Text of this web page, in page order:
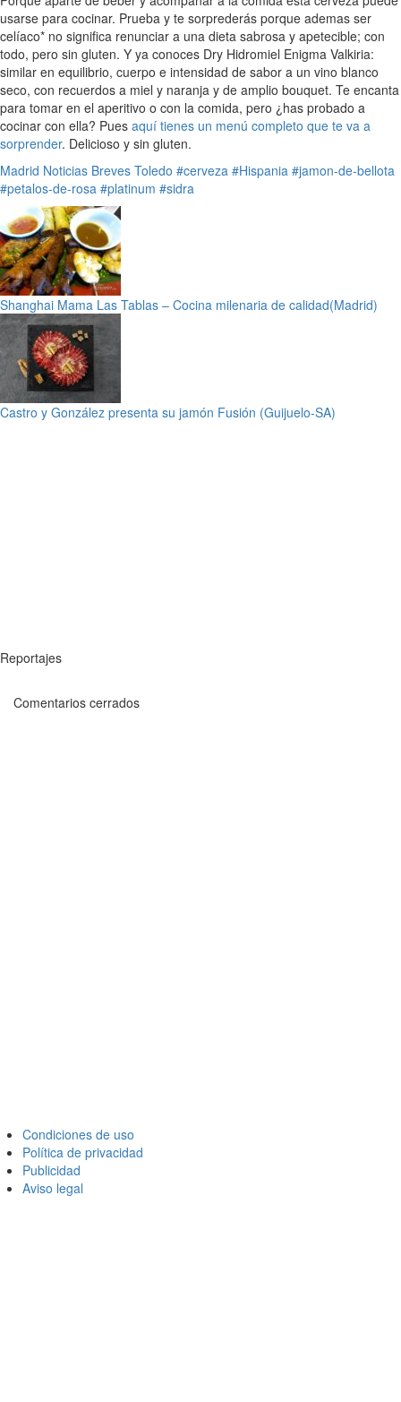
usarse para cocinar. Prueba y te sorprederás porque ademas ser
celíaco* no significa renunciar a una dieta sabrosa y apetecible; con
todo, pero sin gluten. Y ya conoces Dry Hidromiel Enigma Valkiria:
similar en equilibrio, cuerpo e intensidad de sabor a un vino blanco
seco, con recuerdos a miel y naranja y de amplio bouquet. Te encanta
para tomar en el aperitivo o con la comida, pero ¿has probado a
cocinar con ella? Pues aquí tienes un menú completo que te va a
sorprender. Delicioso y sin gluten.
Madrid Noticias Breves Toledo #cerveza #Hispania #jamon-de-bellota
#petalos-de-rosa #platinum #sidra
Shanghai Mama Las Tablas – Cocina milenaria de calidad(Madrid)
Castro y González presenta su jamón Fusión (Guijuelo-SA)
Reportajes
Comentarios cerrados
Condiciones de uso
Política de privacidad
Publicidad
Aviso legal